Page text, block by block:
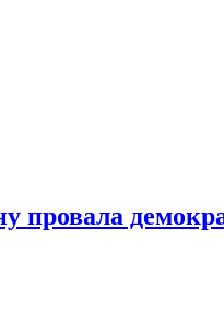
провала